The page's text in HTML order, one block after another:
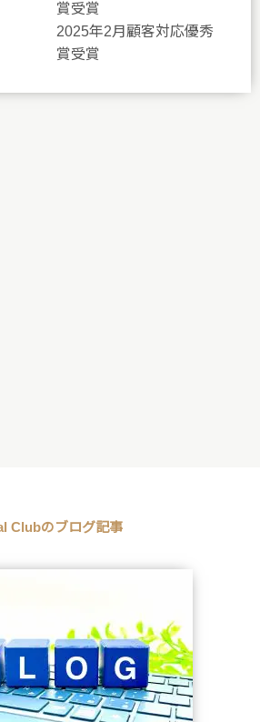
賞受賞
2025年2月顧客対応優秀
賞受賞
Clubのブログ記事